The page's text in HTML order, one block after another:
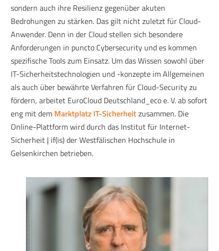
sondern auch ihre Resilienz gegenüber akuten
Bedrohungen zu stärken. Das gilt nicht zuletzt für Cloud-
Anwender. Denn in der Cloud stellen sich besondere
Anforderungen in puncto Cybersecurity und es kommen
spezifische Tools zum Einsatz. Um das Wissen sowohl über
IT-Sicherheitstechnologien und -konzepte im Allgemeinen
als auch über bewährte Verfahren für Cloud-Security zu
fördern, arbeitet EuroCloud Deutschland_eco e. V. ab sofort
eng mit dem Marktplatz IT-Sicherheitzusammen. Die
Online-Plattform wird durch das Institut für Internet-
Sicherheit | if(is) der Westfälischen Hochschule in
Gelsenkirchen betrieben.